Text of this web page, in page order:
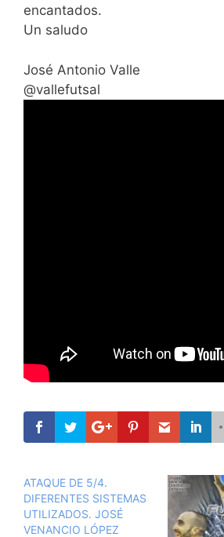
encantados.
Un saludo
José Antonio Valle
@vallefutsal
ATAQUE DE 5/4.
DIFERENTES SISTEMAS
UTILIZADOS. JOSÉ
VENANCIO LÓPEZ